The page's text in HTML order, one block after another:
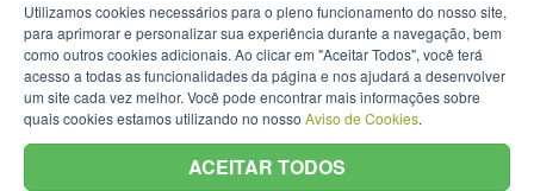
Utilizamos cookies necessários para o pleno funcionamento do nosso site,
para aprimorar e personalizar sua experiência durante a navegação, bem
como outros cookies adicionais. Ao clicar em "Aceitar Todos", você terá
acesso a todas as funcionalidades da página e nos ajudará a desenvolver
um site cada vez melhor. Você pode encontrar mais informações sobre
quais cookies estamos utilizando no nosso Aviso de Cookies.
ACEITAR TODOS